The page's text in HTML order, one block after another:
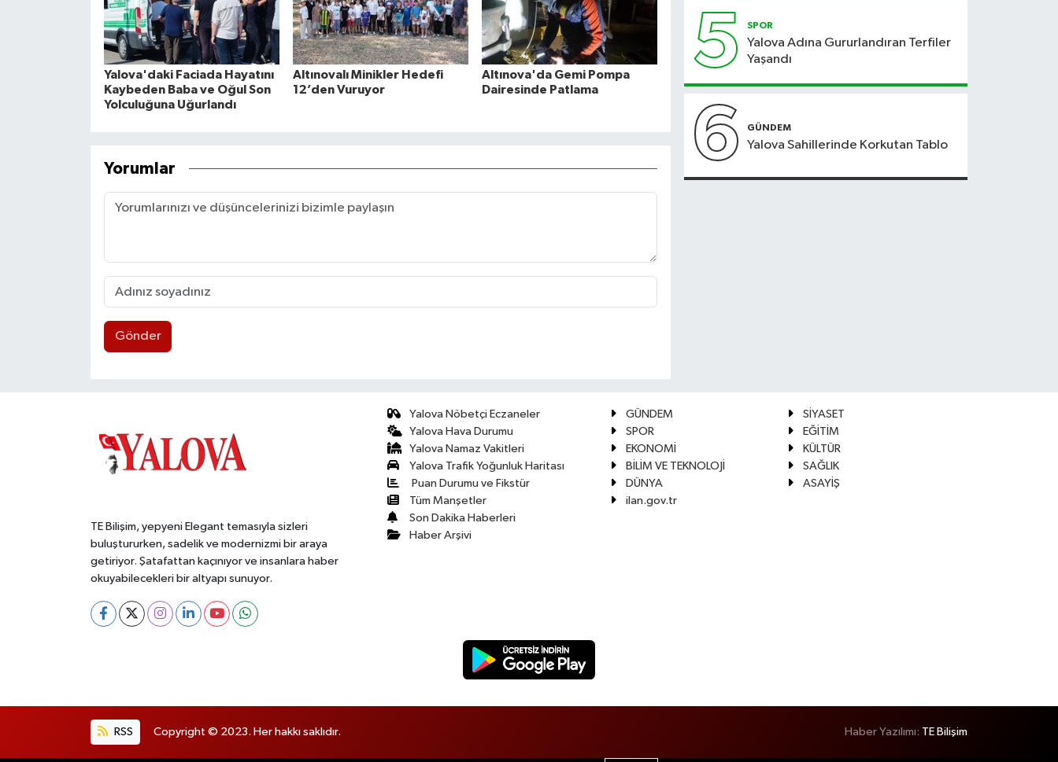
Yalova'daki Faciada Hayatını
Kaybeden Baba ve Oğul Son
Yolculuğuna Uğurlandı
Altınovalı Minikler Hedefi
12’den Vuruyor
Altınova'da Gemi Pompa
Dairesinde Patlama
Yorumlar
Gönder
5 SPOR
Yalova Adına Gururlandıran Terfiler
Yaşandı
6 GÜNDEM
Yalova Sahillerinde Korkutan Tablo
TE Bilişim, yepyeni Elegant temasıyla sizleri
buluştururken, sadelik ve modernizmi bir araya
getiriyor. Şatafattan kaçınıyor ve insanlara haber
okuyabilecekleri bir altyapı sunuyor.
Yalova Nöbetçi Eczaneler
Yalova Hava Durumu
Yalova Namaz Vakitleri
Yalova Trafik Yoğunluk Haritası
Puan Durumu ve Fikstür
Tüm Manşetler
Son Dakika Haberleri
Haber Arşivi
GÜNDEM
SİYASET
SPOR
EĞİTİM
EKONOMİ
KÜLTÜR
BİLİM VE TEKNOLOJİ
SAĞLIK
DÜNYA
ASAYİŞ
ilan.gov.tr
RSS Copyright © 2023. Her hakkı saklıdır. Haber Yazılımı: TE Bilişim